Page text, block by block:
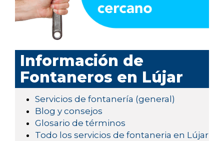
Información de
Fontaneros en Lújar
Servicios de fontanería (general)
Blog y consejos
Glosario de términos
Todo los servicios de fontaneria en Lújar